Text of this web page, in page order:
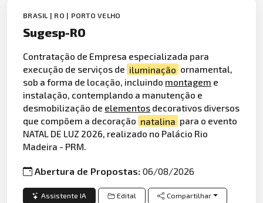
BRASIL | RO | PORTO VELHO
Sugesp-RO
Contratação de Empresa especializada para
execução de serviços de iluminação ornamental,
sob a forma de locação, incluindo montagem e
instalação, contemplando a manutenção e
desmobilização de elementos decorativos diversos
que compõem a decoração natalina para o evento
NATAL DE LUZ 2026, realizado no Palácio Rio
Madeira - PRM.
Abertura de Propostas:06/08/2026
Assistente IA Edital Compartilhar